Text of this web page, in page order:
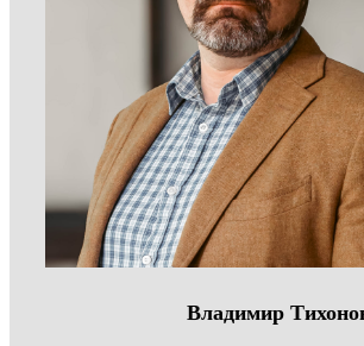
Владимир